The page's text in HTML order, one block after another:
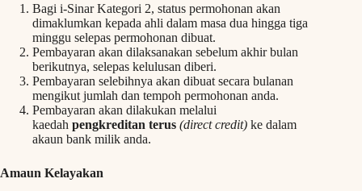
Bagi i-Sinar Kategori 2, status permohonan akan
dimaklumkan kepada ahli dalam masa dua hingga tiga
minggu selepas permohonan dibuat.
Pembayaran akan dilaksanakan sebelum akhir bulan
berikutnya, selepas kelulusan diberi.
Pembayaran selebihnya akan dibuat secara bulanan
mengikut jumlah dan tempoh permohonan anda.
Pembayaran akan dilakukan melalui
kaedah pengkreditan terus (direct credit) ke dalam
akaun bank milik anda.
Amaun Kelayakan